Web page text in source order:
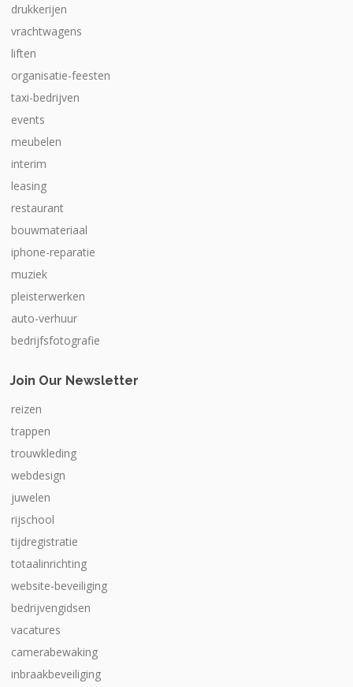
drukkerijen
vrachtwagens
liften
organisatie-feesten
taxi-bedrijven
events
meubelen
interim
leasing
restaurant
bouwmateriaal
iphone-reparatie
muziek
pleisterwerken
auto-verhuur
bedrijfsfotografie
Join Our Newsletter
reizen
trappen
trouwkleding
webdesign
juwelen
rijschool
tijdregistratie
totaalinrichting
website-beveiliging
bedrijvengidsen
vacatures
camerabewaking
inbraakbeveiliging